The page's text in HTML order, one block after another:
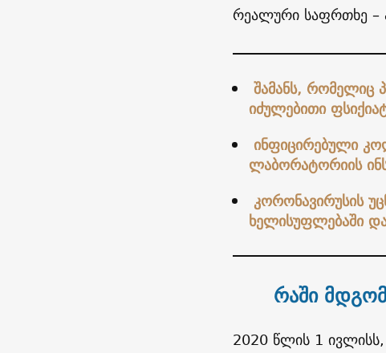
რეალური საფრთხე –
შამანს, რომელიც
იძულებითი
ინფიცირებული
ლაბორატორიის
კორონავირუსის
ხელისუფლებაში
რაში
2020 წლის 1 ივლისს,